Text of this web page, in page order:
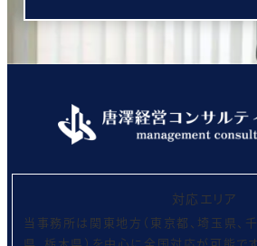
対応エリア
当事務所は関東地方（東京都、埼玉県、